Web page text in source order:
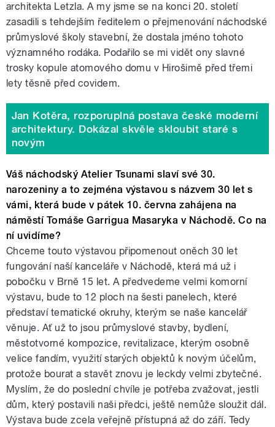
architekta Letzla. A my jsme se na konci 20. století
zasadili s tehdejším ředitelem o přejmenování náchodské
průmyslové školy stavební, že dostala jméno tohoto
významného rodáka. Podařilo se mi vidět ony slavné
trosky kopule atomového domu v Hirošimě před třemi
lety těsně před covidem.
Jan Kotěra, rozporuplná postava české moderní
architektury. Dokázal skvěle skloubit staré s
novým
Váš náchodský Atelier Tsunami slaví své 30.
narozeniny a to zejména výstavou s názvem 30 let s
vámi, která bude v pátek 10. června zahájena na
náměstí Tomáše Garrigua Masaryka v Náchodě. Co na
ní uvidíme?
Chceme touto výstavou připomenout oněch 30 let
fungování naší kanceláře v Náchodě, která má už i
pobočku v Brně 15 let. A předvedeme velmi komorní
výstavu, bude to 12 ploch na šesti panelech, které
představí tematické okruhy, kterým se naše kancelář
věnuje. Ať už to jsou průmyslové stavby, bydlení,
městotvorné kompozice, revitalizace, kterým osobně
velice fandím, využití starých objektů k novým účelům,
protože bourat a stavět znovu je leckdy velmi zbytečné.
Myslím, že do poslední chvíle je potřeba zvažovat, jestli
dům, který postavili naši předci, ještě nemůže sloužit dál.
Výstava bude zcela veřejně přístupná až do září. Tedy